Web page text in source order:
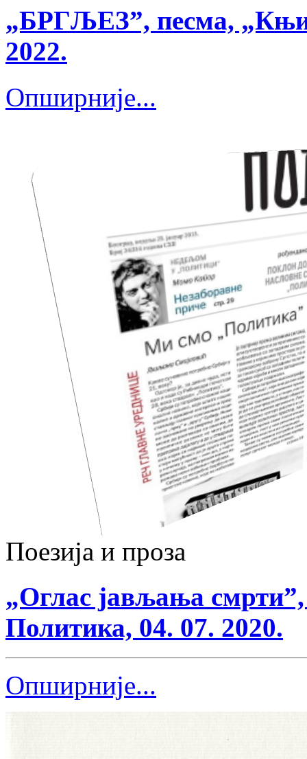
„БРГЉЕЗ”, песма,
2022.
Опширније...
Поезија и проза
„Оглас јављања
Политика, 04. 07. 2020.
Опширније...